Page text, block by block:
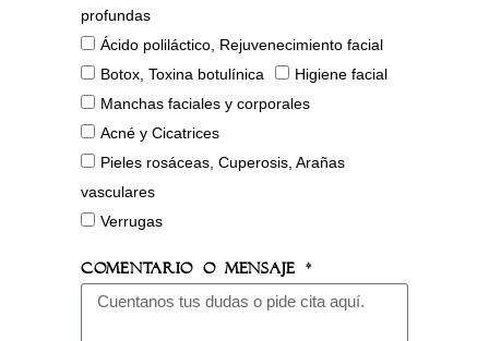
profundas
Ácido poliláctico, Rejuvenecimiento facial
Botox, Toxina botulínica
Higiene facial
Manchas faciales y corporales
Acné y Cicatrices
Pieles rosáceas, Cuperosis, Arañas
vasculares
Verrugas
Comentario o Mensaje *